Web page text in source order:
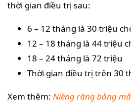
thời gian điều trị sau:
6 – 12 tháng là 30 triệu
12 – 18 tháng là 44 triệu
18 – 24 tháng là 72 triệu
Thời gian điều trị trên 30
Xem thêm: Niềng răng bằng